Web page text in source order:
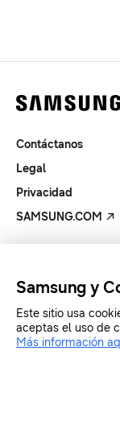
Contáctanos
Legal
Privacidad
SAMSUNG.COM
Samsung y
Este sitio usa
aceptas el uso de
Más información